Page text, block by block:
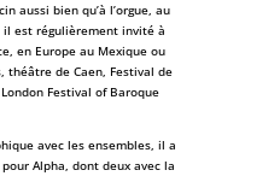
aussi bien qu’à l’orgue, au
est régulièrement invité à
en Europe au Mexique ou
théâtre de Caen, Festival de
Festival of Baroque
avec les ensembles, il a
Alpha, dont deux avec la